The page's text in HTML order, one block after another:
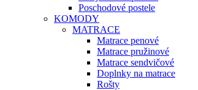
Poschodové postele
KOMODY
MATRACE
Matrace penové
Matrace pružinové
Matrace sendvičové
Doplnky na matrace
Rošty